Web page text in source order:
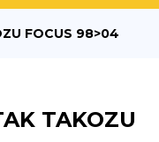
FOCUS 98>04
TAKOZU